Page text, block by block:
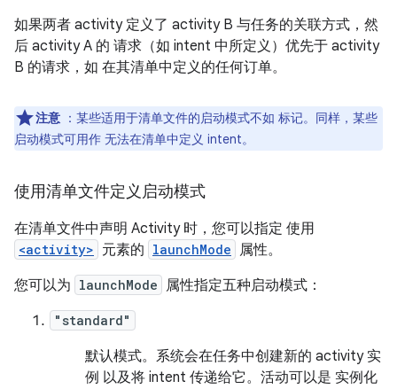
如果两者 activity 定义了 activity B 与任务的关联方式，然
后 activity A 的 请求（如 intent 中所定义）优先于 activity
B 的请求，如 在其清单中定义的任何订单。
注意 ：某些适用于清单文件的启动模式不如 标记。同样，某些
启动模式可用作 无法在清单中定义 intent。
使用清单文件定义启动模式
在清单文件中声明 Activity 时，您可以指定 使用
<activity> 元素的 launchMode 属性。
您可以为 launchMode 属性指定五种启动模式：
"standard"
默认模式。系统会在任务中创建新的 activity 实
例 以及将 intent 传递给它。活动可以是 实例化